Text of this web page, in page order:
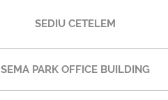
SEDIU CETELEM
SEMA PARK OFFICE BUILDING